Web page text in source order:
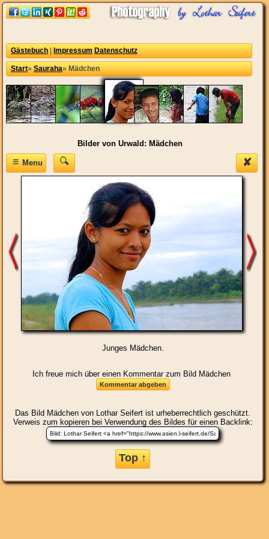
Gästebuch Impressum Datenschutz
Start» Sauraha» Mädchen
Bilder von Urwald: Mädchen
✘
≡Menu
Junges Mädchen.
Ich freue mich über einen Kommentar zum Bild Mädchen
Das Bild Mädchen von Lothar Seifert ist urheberrechtlich geschützt.
Verweis zum kopieren bei Verwendung des Bildes für einen Backlink:
Top ↑